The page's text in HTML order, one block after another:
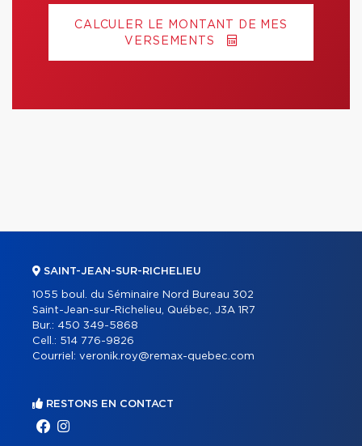
CALCULER LE MONTANT DE MES
VERSEMENTS
SAINT-JEAN-SUR-RICHELIEU
1055 boul. du Séminaire Nord Bureau 302
Saint-Jean-sur-Richelieu, Québec, J3A 1R7
Bur.: 450 349-5868
Cell.: 514 776-9826
Courriel: veronik.roy@remax-quebec.com
RESTONS EN CONTACT